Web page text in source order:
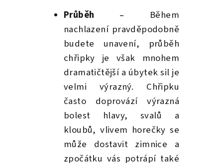
Průběh –
Během
nachlazení pravděpodobně
budete unavení, průběh
chřipky je však mnohem
dramatičtější a úbytek sil je
velmi výrazný. Chřipku
často doprovází výrazná
bolest hlavy, svalů a
kloubů,vlivem horečky se
může dostavit zimnice a
zpočátku vás potrápí také